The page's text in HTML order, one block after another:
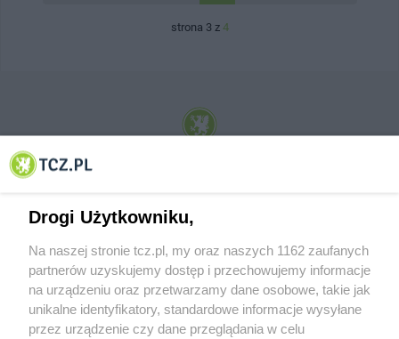
strona 3 z 4
© 2001-2026 Tczew - TCZ.PL Sp. z o.o. Internetowy Serwis Informacyjny Miasta
Drogi Użytkowniku,
Na naszej stronie tcz.pl, my oraz naszych 1162 zaufanych
partnerów uzyskujemy dostęp i przechowujemy informacje
na urządzeniu oraz przetwarzamy dane osobowe, takie jak
unikalne identyfikatory, standardowe informacje wysyłane
przez urządzenie czy dane przeglądania w celu